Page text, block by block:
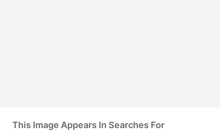
This Image Appears In Searches For